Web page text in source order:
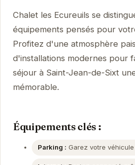
Chalet les Ecureuils se
équipements pensés pour
Profitez d'une atmosphère
d'installations modernes pour
séjour à Saint-Jean-de-Sixt
mémorable.
Équipements clés :
Parking : Garez votre